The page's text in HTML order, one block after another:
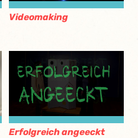
Videomaking
Erfolgreich angeeckt